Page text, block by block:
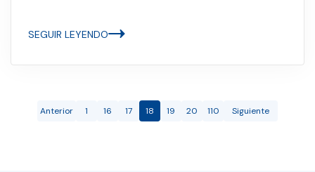
SEGUIR LEYENDO
Anterior 1 16 17 18 19 20 110 Siguiente